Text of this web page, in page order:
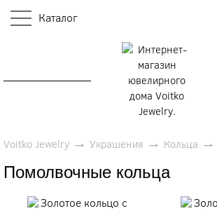
Каталог
Voitko Jewelry → Украшения → Кольца →
Помолвочные кольца